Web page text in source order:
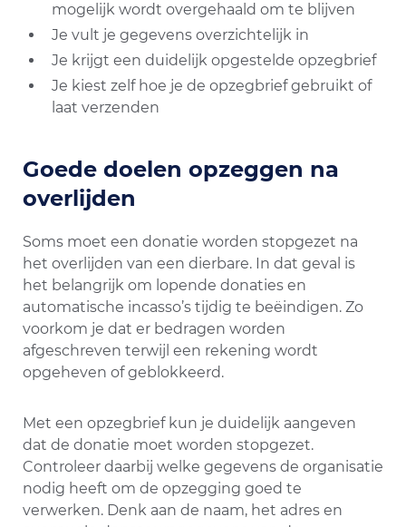
mogelijk wordt overgehaald om te blijven
Je vult je gegevens overzichtelijk in
Je krijgt een duidelijk opgestelde opzegbrief
Je kiest zelf hoe je de opzegbrief gebruikt of
laat verzenden
Goede doelen opzeggen na
overlijden
Soms moet een donatie worden stopgezet na
het overlijden van een dierbare. In dat geval is
het belangrijk om lopende donaties en
automatische incasso’s tijdig te beëindigen. Zo
voorkom je dat er bedragen worden
afgeschreven terwijl een rekening wordt
opgeheven of geblokkeerd.
Met een opzegbrief kun je duidelijk aangeven
dat de donatie moet worden stopgezet.
Controleer daarbij welke gegevens de organisatie
nodig heeft om de opzegging goed te
verwerken. Denk aan de naam, het adres en